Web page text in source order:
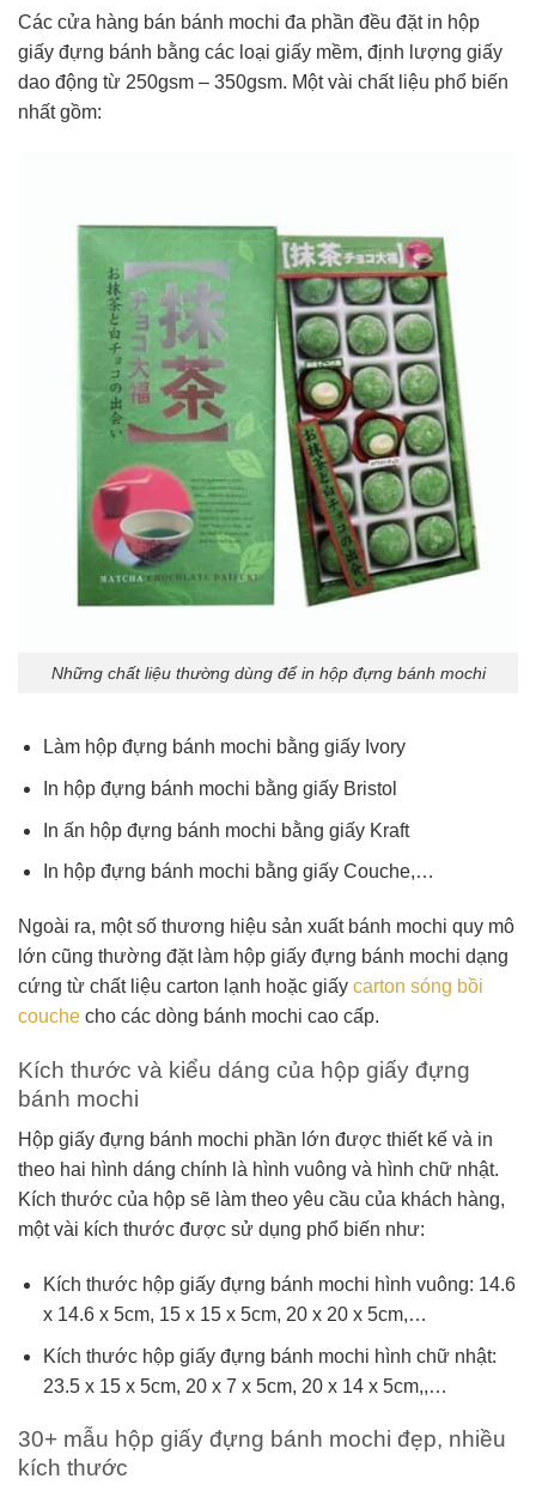
Các cửa hàng bán bánh mochi đa phần đều đặt in hộp
giấy đựng bánh bằng các loại giấy mềm, định lượng giấy
dao động từ 250gsm – 350gsm. Một vài chất liệu phổ biến
nhất gồm:
Những chất liệu thường dùng để in hộp đựng bánh mochi
Làm hộp đựng bánh mochi bằng giấy Ivory
In hộp đựng bánh mochi bằng giấy Bristol
In ấn hộp đựng bánh mochi bằng giấy Kraft
In hộp đựng bánh mochi bằng giấy Couche,…
Ngoài ra, một số thương hiệu sản xuất bánh mochi quy mô
lớn cũng thường đặt làm hộp giấy đựng bánh mochi dạng
cứng từ chất liệu carton lạnh hoặc giấy carton sóng bồi
couche cho các dòng bánh mochi cao cấp.
Kích thước và kiểu dáng của hộp giấy đựng
bánh mochi
Hộp giấy đựng bánh mochi phần lớn được thiết kế và in
theo hai hình dáng chính là hình vuông và hình chữ nhật.
Kích thước của hộp sẽ làm theo yêu cầu của khách hàng,
một vài kích thước được sử dụng phổ biến như:
Kích thước hộp giấy đựng bánh mochi hình vuông: 14.6
x 14.6 x 5cm, 15 x 15 x 5cm, 20 x 20 x 5cm,…
Kích thước hộp giấy đựng bánh mochi hình chữ nhật:
23.5 x 15 x 5cm, 20 x 7 x 5cm, 20 x 14 x 5cm,,…
30+ mẫu hộp giấy đựng bánh mochi đẹp, nhiều
kích thước